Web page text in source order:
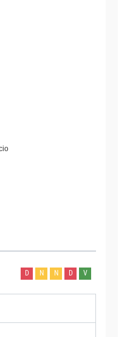
D N N D V